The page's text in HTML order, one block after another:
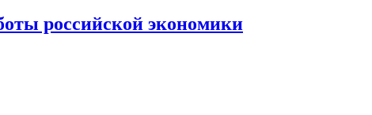
российской экономики